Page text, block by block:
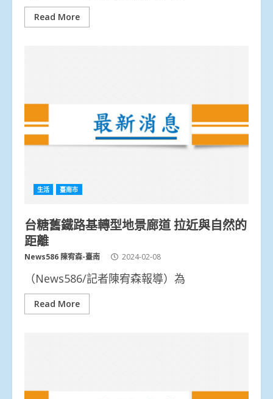
Read More
生活 臺南市
台糖舊鐵路基轉型地景廊道 拉近與自然的
距離
News586 陳宥森-臺南 2024-02-08
（News586/記者陳宥森報導）為
Read More